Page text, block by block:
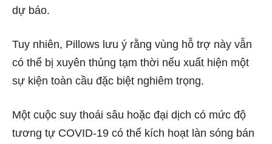
dự báo.
Tuy nhiên, Pillows lưu ý rằng vùng hỗ trợ này vẫn
có thể bị xuyên thủng tạm thời nếu xuất hiện một
sự kiện toàn cầu đặc biệt nghiêm trọng.
Một cuộc suy thoái sâu hoặc đại dịch có mức độ
tương tự COVID-19 có thể kích hoạt làn sóng bán